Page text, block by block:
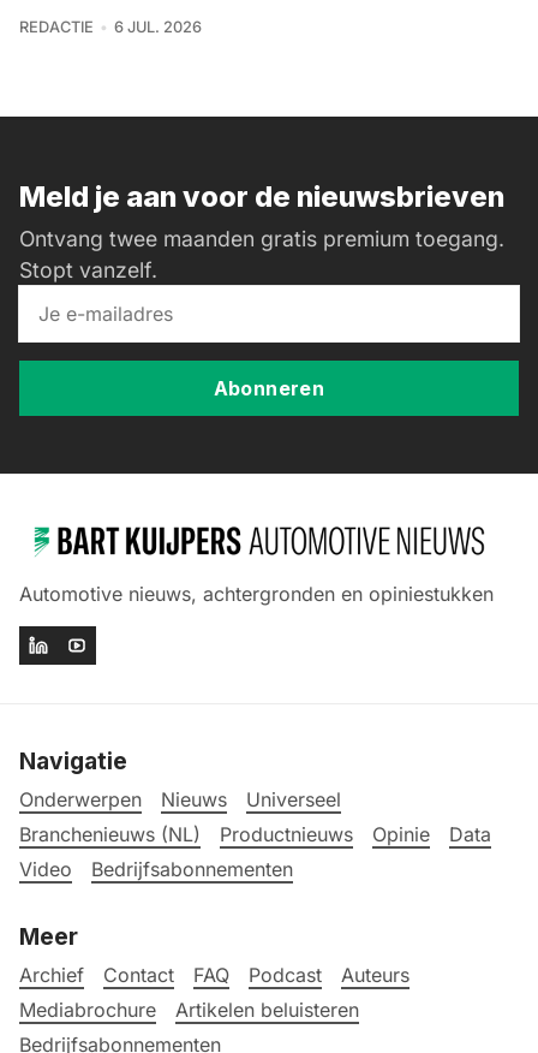
REDACTIE 6 JUL. 2026
Meld je aan voor de nieuwsbrieven
Ontvang twee maanden gratis premium toegang.
Stopt vanzelf.
Abonneren
Automotive nieuws, achtergronden en opiniestukken
Navigatie
Onderwerpen Nieuws
Universeel
Branchenieuws (NL)
Productnieuws Opinie
Data
Video
Bedrijfsabonnementen
Meer
Archief Contact FAQ Podcast
Auteurs
Mediabrochure
Artikelen beluisteren
Bedrijfsabonnementen